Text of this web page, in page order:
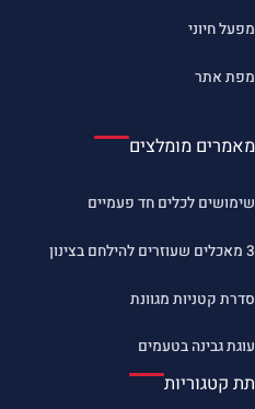
מפעל חיוני
מפת אתר
מאמרים מומלצים
שימושים לכלים חד פעמיים
3 מאכלים שעוזרים להילחם בצינון
סדרת קטניות מגוונת
עוגת גבינה בטעמים
תת קטגוריות